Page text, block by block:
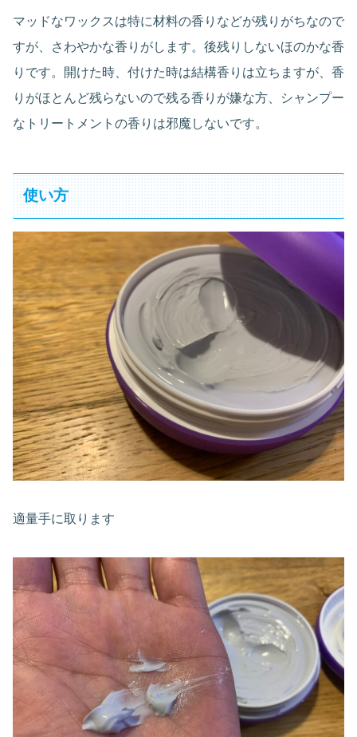
マッドなワックスは特に材料の香りなどが残りがちなので
すが、さわやかな香りがします。後残りしないほのかな香
りです。開けた時、付けた時は結構香りは立ちますが、香
りがほとんど残らないので残る香りが嫌な方、シャンプー
なトリートメントの香りは邪魔しないです。
使い方
適量手に取ります